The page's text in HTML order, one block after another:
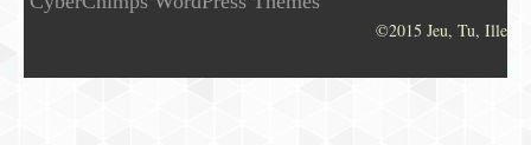
©2015 Jeu, Tu, Ille